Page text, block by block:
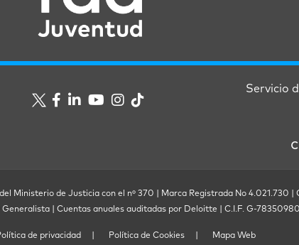
Servicio
Ministerio de Justicia con el nº 370 | Marca Registrada No 4.021.730 |
| Cuentas anuales auditadas por Deloitte | C.I.F. G-
de privacidad Política de Cookies Mapa Web